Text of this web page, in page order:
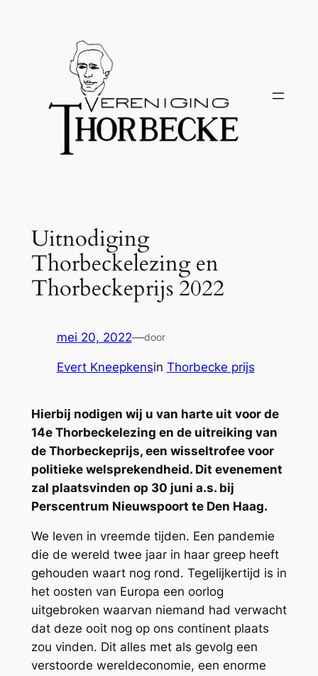
Uitnodiging
Thorbeckelezing en
Thorbeckeprijs 2022
mei 20, 2022—door
Evert Kneepkensin Thorbecke prijs
Hierbij nodigen wij u van harte uit voor de
14e Thorbeckelezing en de uitreiking van
de Thorbeckeprijs, een wisseltrofee voor
politieke welsprekendheid. Dit evenement
zal plaatsvinden op 30 juni a.s. bij
Perscentrum Nieuwspoort te Den Haag.
We leven in vreemde tijden. Een pandemie
die de wereld twee jaar in haar greep heeft
gehouden waart nog rond. Tegelijkertijd is in
het oosten van Europa een oorlog
uitgebroken waarvan niemand had verwacht
dat deze ooit nog op ons continent plaats
zou vinden. Dit alles met als gevolg een
verstoorde wereldeconomie, een enorme